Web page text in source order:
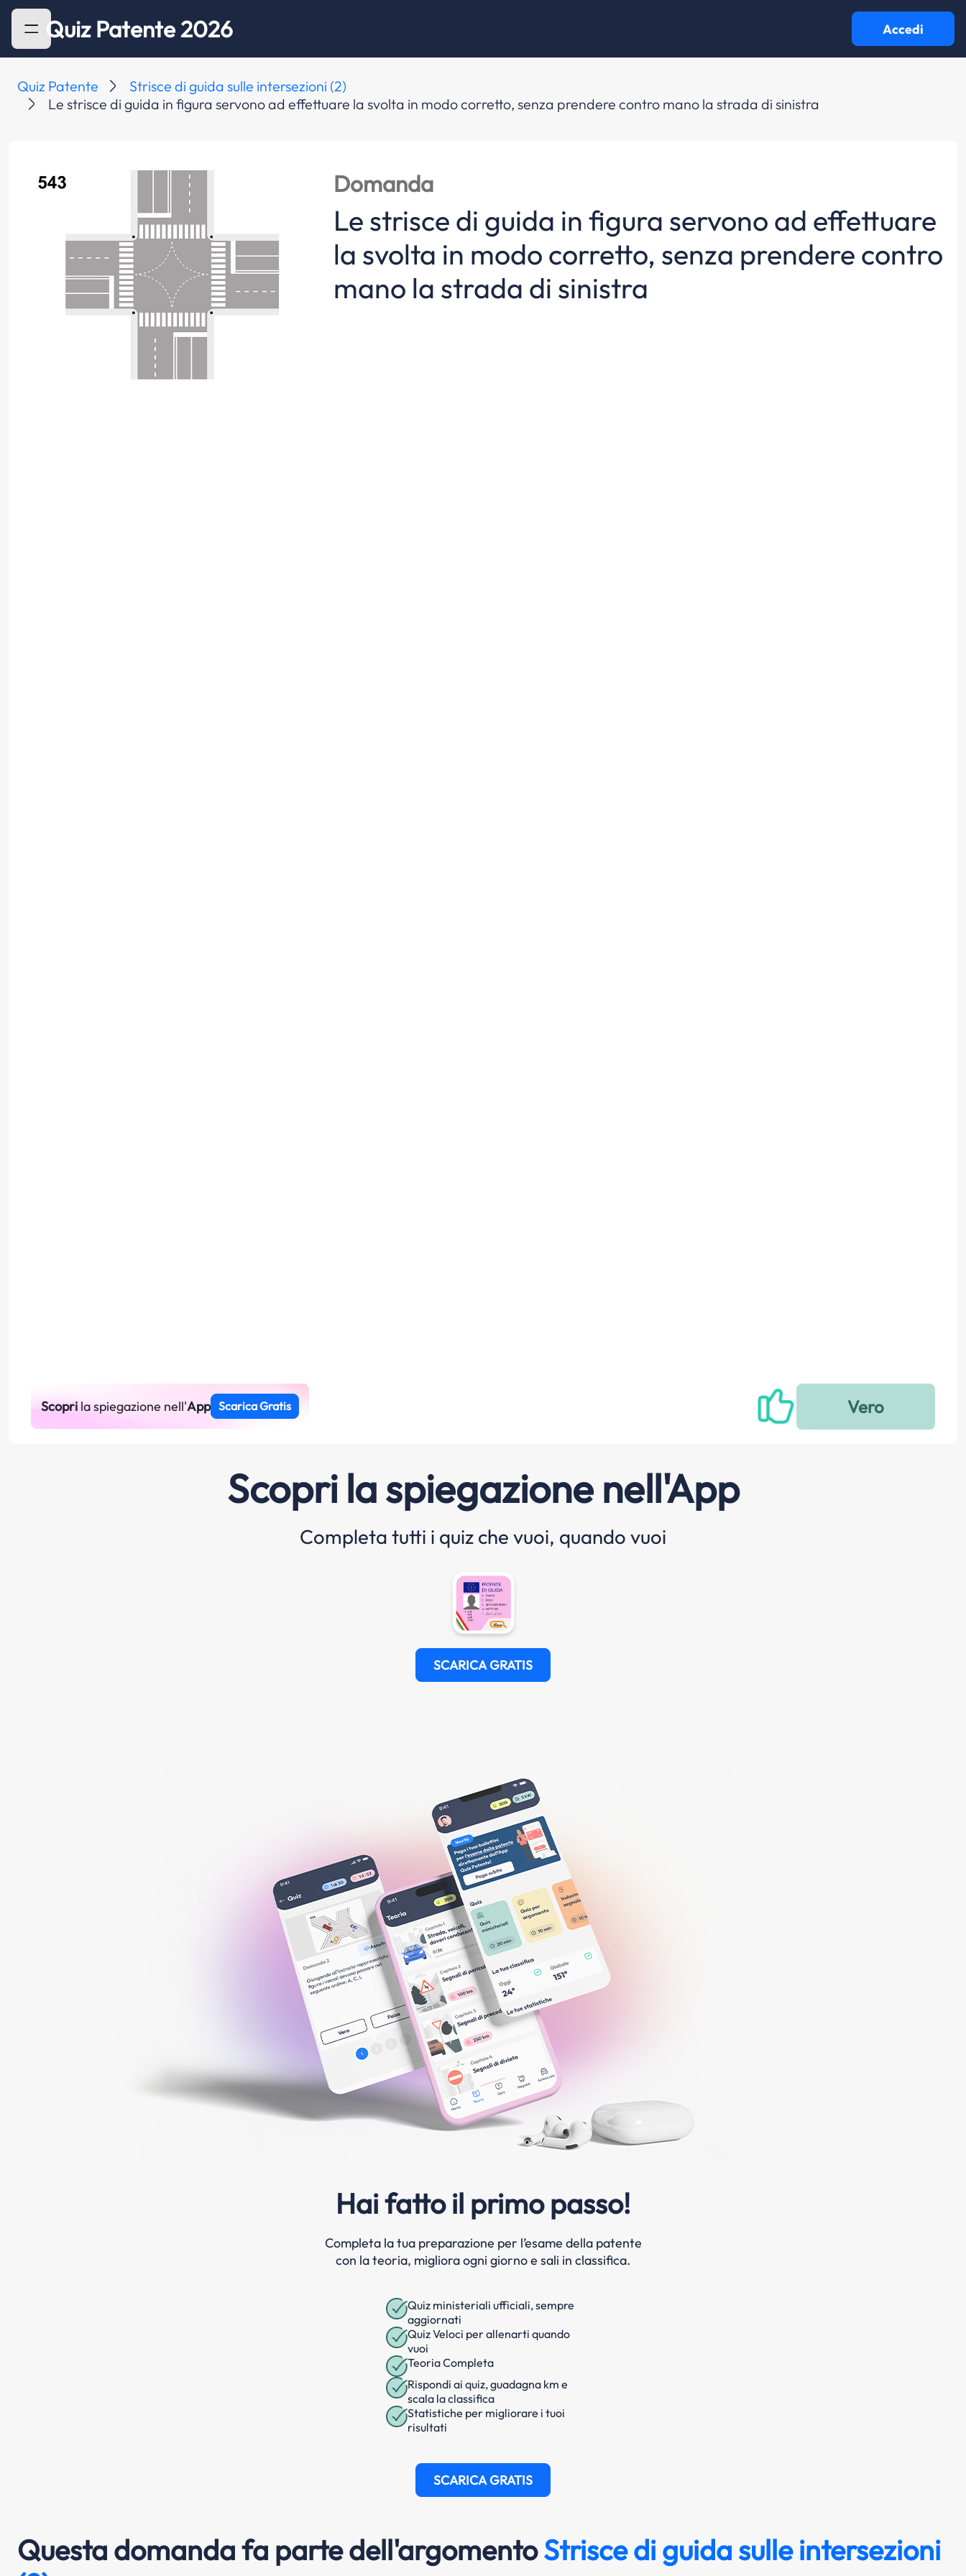
Quiz Patente 2026 Accedi
Quiz Patente
Strisce di guida sulle intersezioni (2)
Le strisce di guida in figura servono ad effettuare la svolta in modo corretto, senza prendere contro mano la strada di sinistra
Domanda
Le strisce di guida in figura servono ad effettuare
la svolta in modo corretto, senza prendere contro
mano la strada di sinistra
Scoprila spiegazione nell'App Scarica Gratis
Scopri la spiegazione nell'App
Completa tutti i quiz che vuoi, quando vuoi
SCARICA GRATIS
Hai fatto il primo passo!
Completa la tua preparazione per l’esame della patente
con la teoria, migliora ogni giorno e sali in classifica.
Quiz ministeriali ufficiali, sempre
aggiornati
Quiz Veloci per allenarti quando
vuoi
Teoria Completa
Rispondi ai quiz, guadagna km e
scala la classifica
Statistiche per migliorare i tuoi
risultati
SCARICA GRATIS
Questa domanda fa parte dell'argomentoStrisce di guida sulle intersezioni